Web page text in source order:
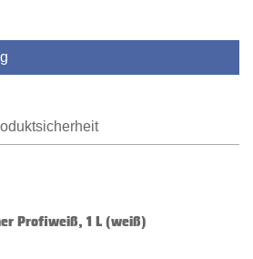
Profiweiß, 1 L (weiß)